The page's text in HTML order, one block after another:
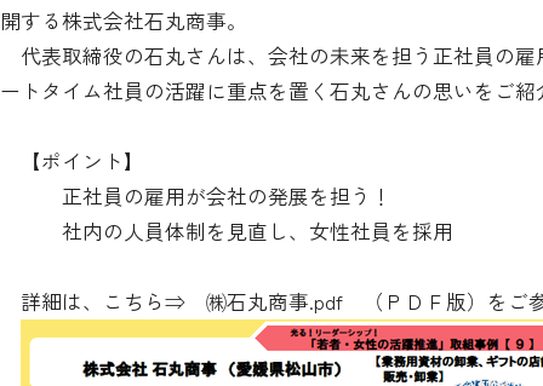
開する株式会社石丸商事。
代表取締役の石丸さんは、会社の未来を担う正社員の
ートタイム社員の活躍に重点を置く石丸さんの思いをご紹
【ポイント】
正社員の雇用が会社の発展を担う！
社内の人員体制を見直し、女性社員を採用
詳細は、こちら⇒ ㈱石丸商事.pdf （ＰＤＦ版）をご